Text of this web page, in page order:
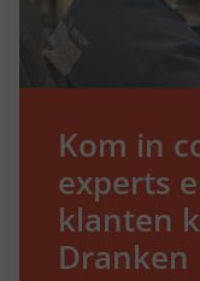
Kom in
experts
klanten
Dranken